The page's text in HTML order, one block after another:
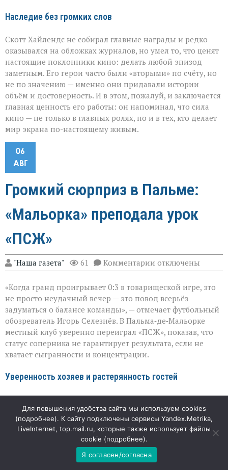
Наследие без громких слов
Скотт Хайлендс не собирал главные награды и редко
оказывался на обложках журналов, но умел то, что ценят
настоящие поклонники кино: делать любой эпизод
заметным. Его герои часто были «вторыми» по счёту, но
не по значению — именно они придавали истории
объём и достоверность. И в этом, пожалуй, и заключается
главная ценность его работы: он напоминал, что сила
кино — не только в главных ролях, но и в тех, кто делает
мир экрана по-настоящему живым.
06
АВГ
Громкий сюрприз в Пальме:
«Мальорка» преподала урок
«ПСЖ»
"Наша газета" 61 Комментарии к
записи
сюрприз
в
Пальме:
«Мальорка»
преподала
урок
«ПСЖ»
отключены
«Когда гранд проигрывает 0:3 в товарищеской игре, это
не просто неудачный вечер — это повод всерьёз
задуматься о балансе команды», — отмечает футбольный
обозреватель Игорь Селезнёв. В Пальма‑де‑Мальорке
местный клуб уверенно переиграл «ПСЖ», показав, что
статус соперника не гарантирует результата, если не
хватает сыгранности и концентрации.
Уверенность хозяев и растерянность гостей
«Мальорка» с первых минут действовала собранно и
прагматично: команда не пыталась копировать
зрелищный стиль топ‑клубов, а делала ставку на
плотную игру и быстрые выходы из обороны. Именно
эта простота и принесла плоды: голы Зиту Лувумбу, Яна
Вирджили и Антонио Раильо сложились в убедительный
Для повышения удобства сайта мы используем cookies
(подробнее). К сайту подключены сервисы Yandex.Metrika,
LiveInternet, top.mail.ru, которые также использует файлы
cookie (подробнее).
Я согласен/согласна